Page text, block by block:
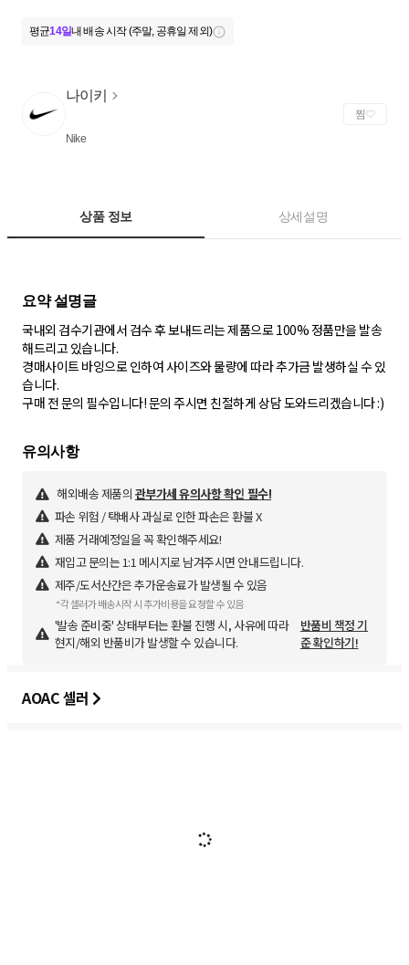
평균14일내 배송 시작 (주말, 공휴일 제외)
나이키
Nike
찜
상품 정보 상세설명
요약 설명글
국내외 검수기관에서 검수 후 보내드리는 제품으로 100% 정품만을 발송
해드리고 있습니다.
경매사이트 바잉으로 인하여 사이즈와 물량에 따라 추가금 발생하실 수 있
습니다.
구매 전 문의 필수입니다! 문의 주시면 친절하게 상담 도와드리겠습니다 :)
유의사항
해외배송 제품의 관부가세 유의사항 확인 필수!
파손 위험 / 택배사 과실로 인한 파손은 환불 X
제품 거래예정일을 꼭 확인해주세요!
재입고 문의는 1:1 메시지로 남겨주시면 안내드립니다.
제주/도서산간은 추가운송료가 발생될 수 있음
*각 셀러가 배송시작 시 추가비용을 요청할 수 있음
'발송 준비중' 상태부터는 환불 진행 시, 사유에 따라
현지/해외 반품비가 발생할 수 있습니다.
반품비 책정 기
준 확인하기!
AOAC 셀러